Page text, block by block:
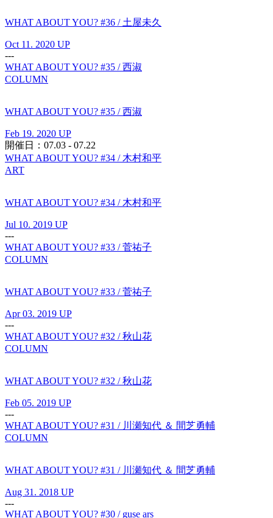
WHAT ABOUT YOU? #36 / 土屋未久
Oct 11. 2020 UP
---
WHAT ABOUT YOU? #35 / 西淑
COLUMN
WHAT ABOUT YOU? #35 / 西淑
Feb 19. 2020 UP
開催日：07.03 - 07.22
WHAT ABOUT YOU? #34 / 木村和平
ART
WHAT ABOUT YOU? #34 / 木村和平
Jul 10. 2019 UP
---
WHAT ABOUT YOU? #33 / 菅祐子
COLUMN
WHAT ABOUT YOU? #33 / 菅祐子
Apr 03. 2019 UP
---
WHAT ABOUT YOU? #32 / 秋山花
COLUMN
WHAT ABOUT YOU? #32 / 秋山花
Feb 05. 2019 UP
---
WHAT ABOUT YOU? #31 / 川瀬知代 ＆ 間芝勇輔
COLUMN
WHAT ABOUT YOU? #31 / 川瀬知代 ＆ 間芝勇輔
Aug 31. 2018 UP
---
WHAT ABOUT YOU? #30 / guse ars